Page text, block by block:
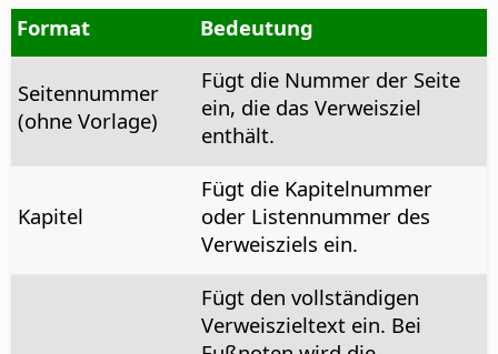
Format
Bedeutung
Seitennummer
(ohne Vorlage)
Fügt die Nummer der Seite
ein, die das Verweisziel
enthält.
Kapitel
Fügt die Kapitelnummer
oder Listennummer des
Verweisziels ein.
Fügt den vollständigen
Verweiszieltext ein. Bei